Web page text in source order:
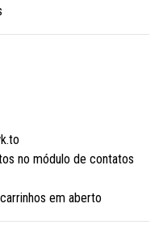
no módulo de contatos
em aberto